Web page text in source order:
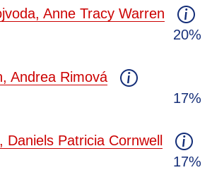
Anne Tracy Warren
20%
Andrea Rimová
17%
Daniels Patricia Cornwell
17%